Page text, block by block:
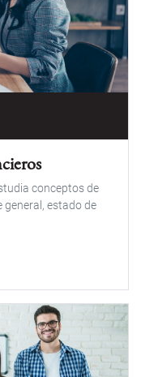
conceptos de
estado de